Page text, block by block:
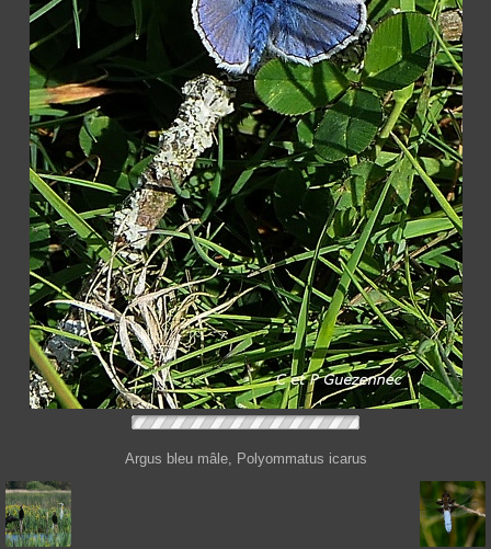
Argus bleu mâle, Polyommatus icarus